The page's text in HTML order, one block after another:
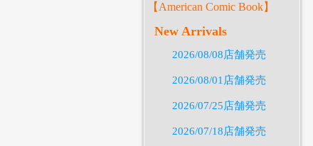
【American Comic Book】
New Arrivals
2026/08/08店舗発売
2026/08/01店舗発売
2026/07/25店舗発売
2026/07/18店舗発売